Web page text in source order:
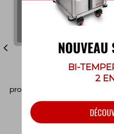
profonde ou médium (Pan
Saver)
NOUVEAU
BI-
2